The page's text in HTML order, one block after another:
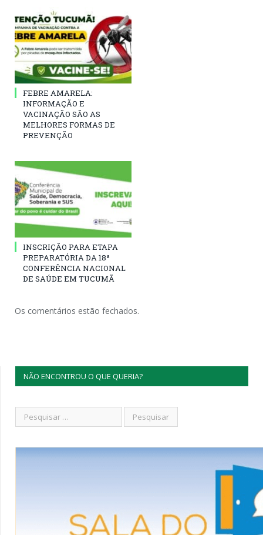
FEBRE AMARELA:
INFORMAÇÃO E
VACINAÇÃO SÃO AS
MELHORES FORMAS DE
PREVENÇÃO
INSCRIÇÃO PARA ETAPA
PREPARATÓRIA DA 18ª
CONFERÊNCIA NACIONAL
DE SAÚDE EM TUCUMÃ
Os comentários estão fechados.
NÃO ENCONTROU O QUE QUERIA?